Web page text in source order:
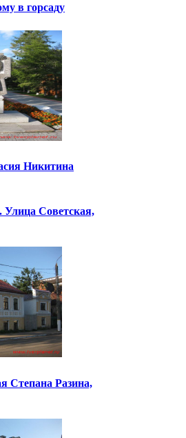
в горсаду
Никитина
Улица Советская,
Степана Разина,